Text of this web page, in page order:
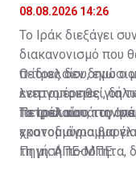
08.08.2026 14:26
Το Ιράκ διεξάγει
διακανονισμό που
πετρελαίου, ενώ ο
ενεργοποιηθεί,
Πετρελαίου του
Ο ίδιος δεν
λεπτομέρειες για
πετρελαίου, τις
χρονοδιάγραμμα
Το Ιράκ κατά την
εκατομμύρια
τη μισή ποσότητα,
Πηγή: ΑΠΕ-ΜΠΕ